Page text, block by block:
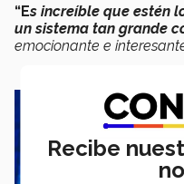
“Es increíble que estén
un sistema tan grande
emocionante e
Recibe